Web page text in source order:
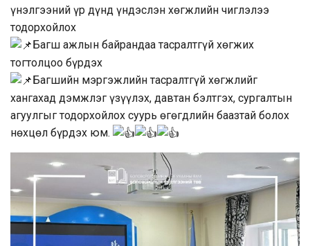
үнэлгээний үр дүнд үндэслэн хөгжлийн чиглэлээ
тодорхойлох
Багш ажлын байрандаа тасралтгүй хөгжих
тогтолцоо бүрдэх
Багшийн мэргэжлийн тасралтгүй хөгжлийг
хангахад дэмжлэг үзүүлэх, давтан бэлтгэх, сургалтын
агуулгыг тодорхойлох суурь өгөгдлийн баазтай болох
нөхцөл бүрдэх юм.